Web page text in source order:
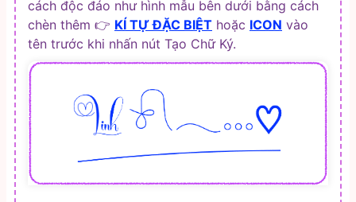
cách độc đáo như hình mẫu bên dưới bằng cách
chèn thêm 👉 KÍ TỰ ĐẶC BIỆT hoặc ICON vào
tên trước khi nhấn nút Tạo Chữ Ký.